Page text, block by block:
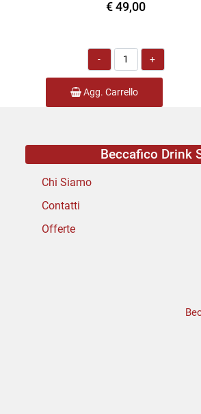
€ 49,00
Quantità
Agg. Carrello
Beccafico Drink
Chi Siamo
Contatti
Offerte